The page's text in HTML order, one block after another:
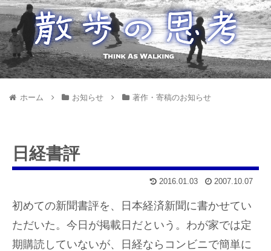
ホーム お知らせ 著作・寄稿のお知らせ
日経書評
2016.01.03 2007.10.07
初めての新聞書評を、日本経済新聞に書かせてい
ただいた。今日が掲載日だという。わが家では定
期購読していないが、日経ならコンビニで簡単に